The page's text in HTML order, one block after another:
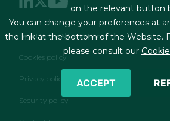
Footer menu
Legal terms & Conditions
Cookies policy
Privacy policy
Security policy
on the relevant button
You can change your preferences at
the link at the bottom of the Website.
please consult our
ACCEPT